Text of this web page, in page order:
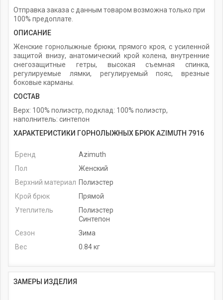
Отправка заказа с данным товаром возможна только при
100% предоплате.
ОПИСАНИЕ
Женские горнолыжные брюки, прямого кроя, с усиленной
защитой внизу, анатомический крой колена, внутренние
снегозащитные гетры, высокая съемная спинка,
регулируемые лямки, регулируемый пояс, врезные
боковые карманы.
СОСТАВ
Верх: 100% полиэстр, подклад: 100% полиэстр,
наполнитель: синтепон
ХАРАКТЕРИСТИКИ ГОРНОЛЫЖНЫХ БРЮК AZIMUTH 7916
Бренд
Azimuth
Пол
Женский
Верхний материал Полиэстер
Крой брюк
Прямой
Утеплитель
Полиэстер
Синтепон
Сезон
Зима
Вес
0.84 кг
ЗАМЕРЫ ИЗДЕЛИЯ